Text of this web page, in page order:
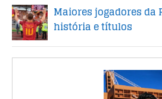
Maiores jogadores da
história e títulos